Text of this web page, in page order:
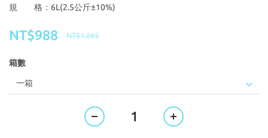
規　　格：6L(2.5公斤±10%)
NT$1,265
NT$988
箱數